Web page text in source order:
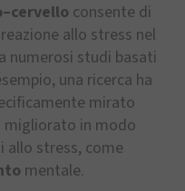
consente di
allo stress nel
numerosi studi basati
una ricerca ha
mirato
migliorato in modo
stress, come
mentale.